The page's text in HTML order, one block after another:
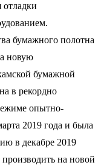
бумажного полотна
новую
бумажной
в рекордно
опытно-
2019 года и была
в декабре 2019
на новой